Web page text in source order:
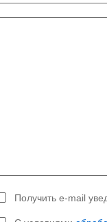
Получить e-mail